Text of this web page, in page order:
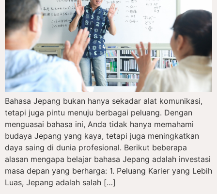
Bahasa Jepang bukan hanya sekadar alat komunikasi,
tetapi juga pintu menuju berbagai peluang. Dengan
menguasai bahasa ini, Anda tidak hanya memahami
budaya Jepang yang kaya, tetapi juga meningkatkan
daya saing di dunia profesional. Berikut beberapa
alasan mengapa belajar bahasa Jepang adalah investasi
masa depan yang berharga: 1. Peluang Karier yang Lebih
Luas, Jepang adalah salah […]